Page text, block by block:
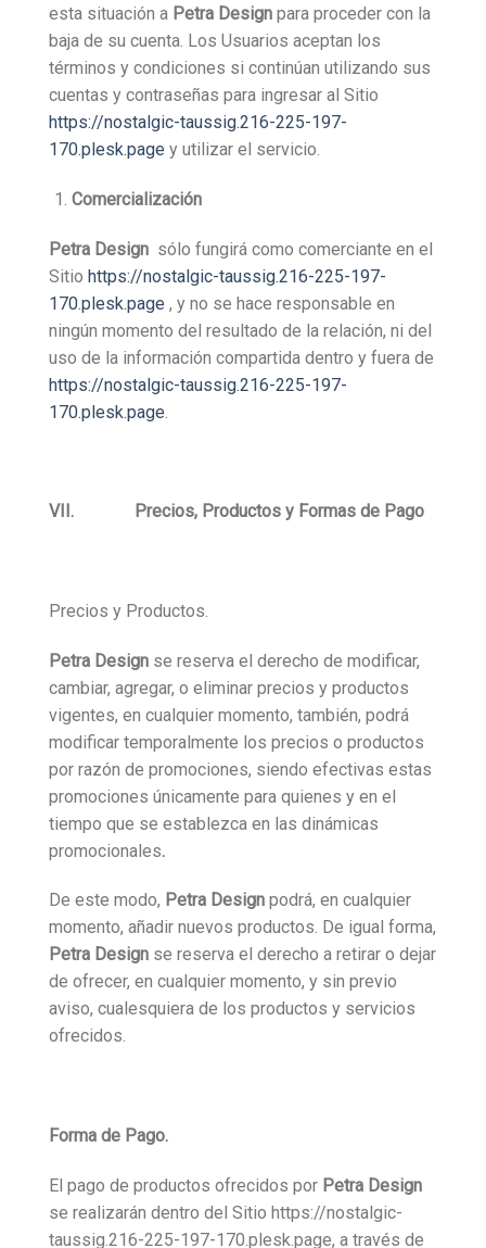
esta situación a Petra Design para proceder con la
baja de su cuenta. Los Usuarios aceptan los
términos y condiciones si continúan utilizando sus
cuentas y contraseñas para ingresar al Sitio
https://nostalgic-taussig.216-225-197-
170.plesk.page y utilizar el servicio.
Comercialización
Petra Design sólo fungirá como comerciante en el
Sitio https://nostalgic-taussig.216-225-197-
170.plesk.page , y no se hace responsable en
ningún momento del resultado de la relación, ni del
uso de la información compartida dentro y fuera de
https://nostalgic-taussig.216-225-197-
170.plesk.page
VII. Precios, Productos y Formas de Pago
Precios y Productos.
Petra Design se reserva el derecho de modificar,
cambiar, agregar, o eliminar precios y productos
vigentes, en cualquier momento, también, podrá
modificar temporalmente los precios o productos
por razón de promociones, siendo efectivas estas
promociones únicamente para quienes y en el
tiempo que se establezca en las dinámicas
promocionales.
De este modo, Petra Design podrá, en cualquier
momento, añadir nuevos productos. De igual forma,
Petra Design se reserva el derecho a retirar o dejar
de ofrecer, en cualquier momento, y sin previo
aviso, cualesquiera de los productos y servicios
ofrecidos.
Forma de Pago.
El pago de productos ofrecidos por Petra Design
se realizarán dentro del Sitio https://nostalgic-
taussig.216-225-197-170.plesk.page, a través de